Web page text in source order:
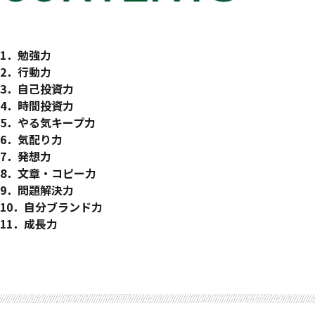
はじめに
「在りたい」自分に成長する
ポータブルスキルとは？
1．勉強力
時間と経験を安価に買う
読書を習慣化する
速く、深く、読書する
本で学んだ知恵を仕事に活かす
同僚、上司が知らない知識を得る
知識の価値とは何なのか？
2．行動力
自分の本当の目標を明確にする
目標達成力を高める
やる気のメカニズム
あなたは、自立系？ 依存系？
3．自己投資力
最低限のビジネススキル
4．時間投資力
時間を使いこなすとは？
センスを磨く時間をつくる
5．やる気キープ力
やる気の特効薬
やる気 ＝ 集中力
自分の得意なことに集中する
6．気配り力
結局は、人と人との関係
気配りの仕方
人の振り見て我が振り直す
7．発想力
発想・アイデアで差別化する
アイデアを生み出す技術
発想し、活用するためのスタンス
8．文章・コピー力
伝える力を高める
証拠を示せば、説得力が激増
疑問を投げかけ、興味をひく
9．問題解決力
理想と現実のギャップを埋める
問題の原因をじっくり見極める
10．自分ブランド力
ブランドとは信頼性
11．成長力